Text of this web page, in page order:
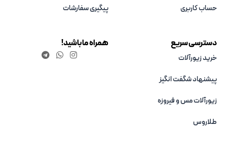
حساب کاربری
پیگیری سفارشات
دسترسی سریع
خرید زیورآلات
پیشنهاد شگفت انگیز
زیورآلات مس و فیروزه‌
طلاروس
همراه ما باشید!